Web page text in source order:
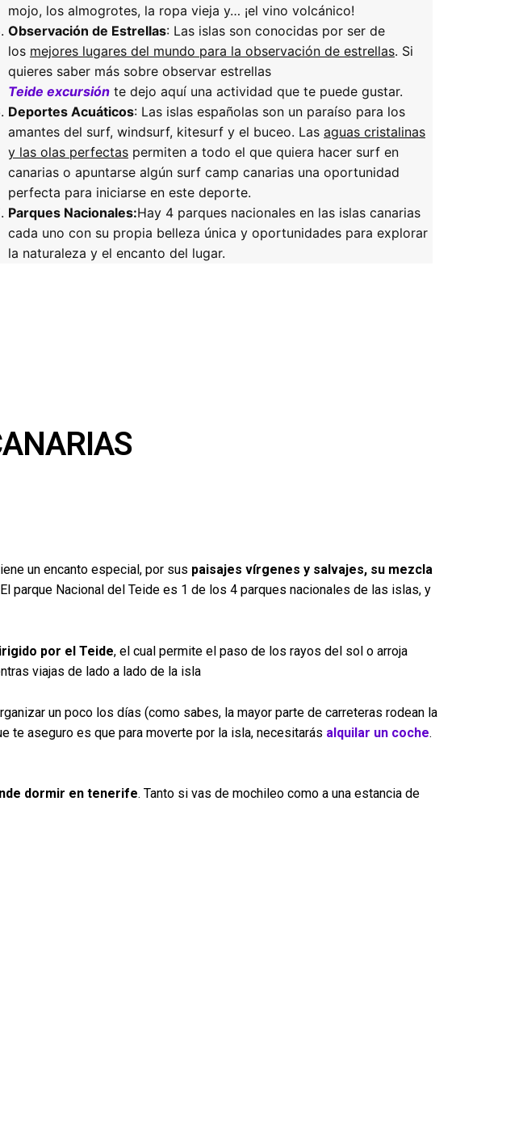
mojo, los almogrotes, la ropa vieja y… ¡el vino volcánico!
Observación de Estrellas: Las islas son conocidas por ser de
los mejores lugares del mundo para la observación de estrellas. Si
quieres saber más sobre observar estrellas
Teide excursión te dejo aquí una actividad que te puede gustar.
Deportes Acuáticos: Las islas españolas son un paraíso para los
amantes del surf, windsurf, kitesurf y el buceo. Las aguas cristalinas
y las olas perfectas permiten a todo el que quiera hacer surf en
canarias o apuntarse algún surf camp canarias una oportunidad
perfecta para iniciarse en este deporte.
Parques Nacionales:Hay 4 parques nacionales en las islas canarias
cada uno con su propia belleza única y oportunidades para explorar
la naturaleza y el encanto del lugar.
un encanto especial, por sus paisajes vírgenes y salvajes, su mezcla
El parque Nacional del Teide es 1 de los 4 parques nacionales de las islas, y
por el Teide, el cual permite el paso de los rayos del sol o arroja
viajas de lado a lado de la isla
un poco los días (como sabes, la mayor parte de carreteras rodean la
te aseguro es que para moverte por la isla, necesitarás alquilar un coche.
dormir en tenerife. Tanto si vas de mochileo como a una estancia de